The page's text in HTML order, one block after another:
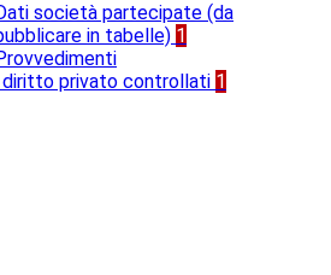
società partecipate (da
in tabelle) 1
diritto privato controllati 1